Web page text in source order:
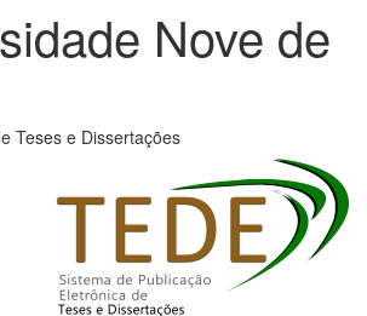
Nove de
Teses e Dissertações